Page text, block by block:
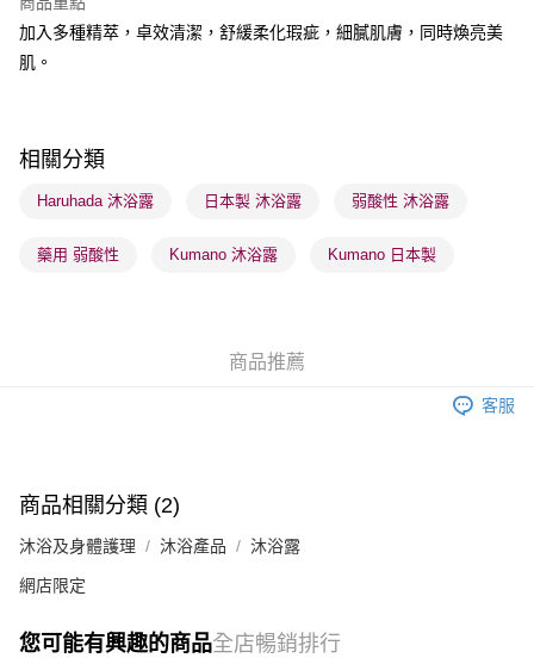
BoC Pay
送貨方式
每筆HK$65.00，滿HK$300.00或以上免運費
確認發貨後1-3 工作天送達，訂單將隨機分配至SF順豐速運或京東
(香港門市) 只顯示可選門市。確認發貨後2-5個工作天到店，3天內
取。逾期會取消訂單，並不會安排重寄
澳門地區配送 - 確認發貨後1-4個工作天送達
加入多種精萃，卓效清潔，舒緩柔化瑕疵，細膩肌膚，同時煥亮美
肌。
相關分類
Haruhada 沐浴露 日本製 沐浴露 弱酸性 沐浴露
藥用 弱酸性 Kumano 沐浴露 Kumano 日本製
商品推薦
客服
商品相關分類 (2)
沐浴及身體護理 沐浴產品 沐浴露
網店限定
您可能有興趣的商品全店暢銷排行